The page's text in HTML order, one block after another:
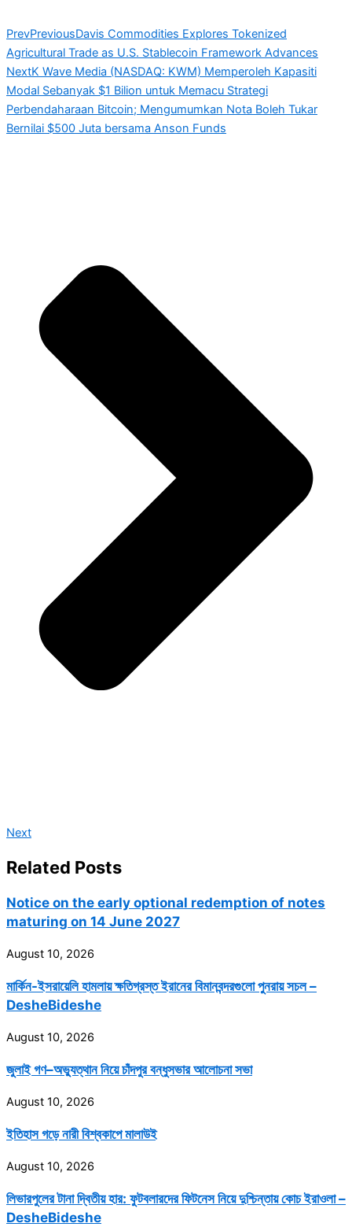
PrevPreviousDavis Commodities Explores Tokenized
Agricultural Trade as U.S. Stablecoin Framework Advances
NextK Wave Media (NASDAQ: KWM) Memperoleh Kapasiti
Modal Sebanyak $1 Bilion untuk Memacu Strategi
Perbendaharaan Bitcoin; Mengumumkan Nota Boleh Tukar
Bernilai $500 Juta bersama Anson Funds
Next
Related Posts
Notice on the early optional redemption of notes
maturing on 14 June 2027
August 10, 2026
মার্কিন-ইসরায়েলি হামলায় ক্ষতিগ্রস্ত ইরানের বিমানবন্দরগুলো পুনরায় সচল –
DesheBideshe
August 10, 2026
জুলাই গণ–অভ্যুত্থান নিয়ে চাঁদপুর বন্ধুসভার আলোচনা সভা
August 10, 2026
ইতিহাস গড়ে নারী বিশ্বকাপে মালাউই
August 10, 2026
লিভারপুলের টানা দ্বিতীয় হার: ফুটবলারদের ফিটনেস নিয়ে দুশ্চিন্তায় কোচ ইরাওলা –
DesheBideshe